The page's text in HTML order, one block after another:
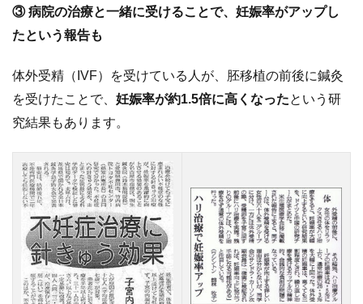
よく
し
て、
妊娠
しや
すい
体に
0.4
③ 病
院の
治療
と一
緒に
受け
るこ
③ 病院の治療と一緒に受けることで、妊娠率がアップし
たという報告も
体外受精（IVF）を受けている人が、胚移植の前後に鍼灸
を受けたことで、 妊娠率が約1.5倍に高くなったという研
究結果もあります。